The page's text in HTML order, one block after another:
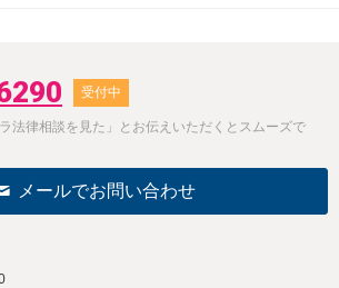
受付中
法律相談を見た」とお伝えいただくとスムーズで
メールでお問い合わせ